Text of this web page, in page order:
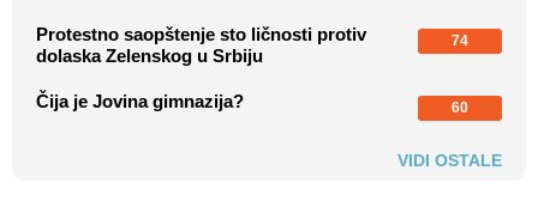
Protestno saopštenje sto ličnosti protiv
dolaska Zelenskog u Srbiju
74
Čija je Jovina gimnazija? 60
VIDI OSTALE